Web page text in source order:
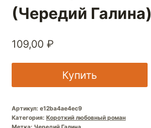
(Чередий Галина)
109,00 ₽
Купить
Артикул: e12ba4ae4ec9
Категория: Короткий любовный роман
Метка: Чередий Галина